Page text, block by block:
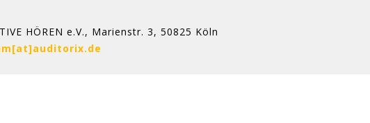
HÖREN e.V., Marienstr. 3, 50825 Köln